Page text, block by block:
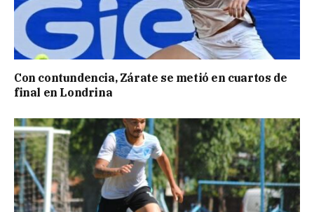
Con contundencia, Zárate se metió en cuartos de
final en Londrina